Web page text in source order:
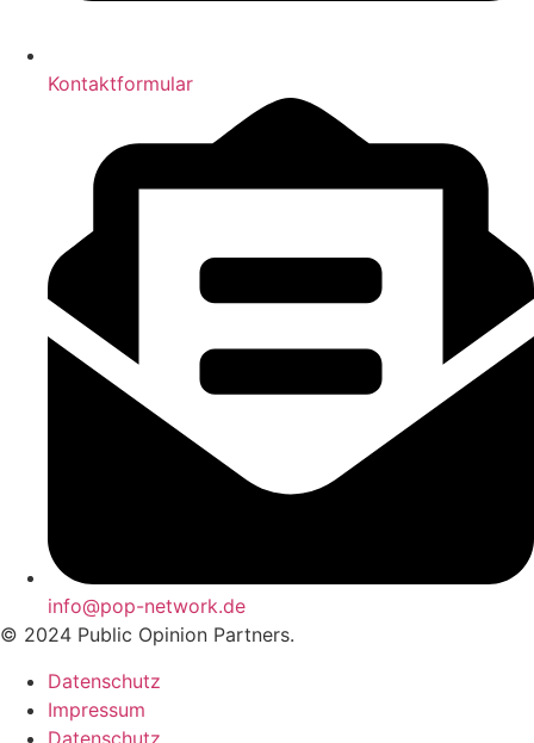
Kontaktformular
info@pop-network.de
© 2024 Public Opinion Partners.
Datenschutz
Impressum
Datenschutz